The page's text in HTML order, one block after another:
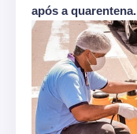
após a quarentena.